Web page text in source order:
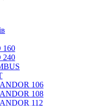
160
240
106
108
112